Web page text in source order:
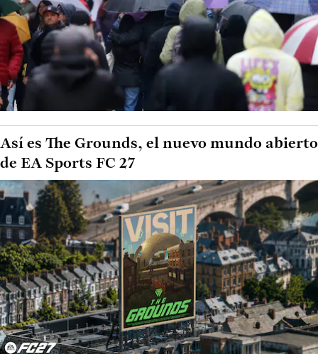
Así es The Grounds, el nuevo mundo abierto
de EA Sports FC 27